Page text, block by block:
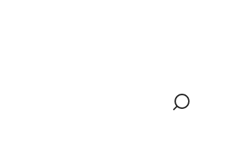
Siirry